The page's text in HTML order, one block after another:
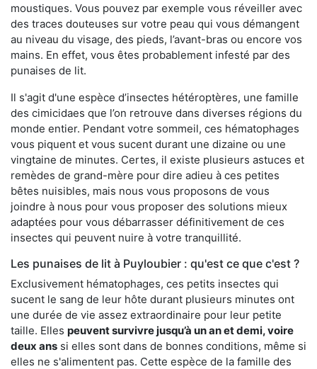
moustiques. Vous pouvez par exemple vous réveiller avec
des traces douteuses sur votre peau qui vous démangent
au niveau du visage, des pieds, l’avant-bras ou encore vos
mains. En effet, vous êtes probablement infesté par des
punaises de lit.
Il s'agit d'une espèce d’insectes hétéroptères, une famille
des cimicidaes que l’on retrouve dans diverses régions du
monde entier. Pendant votre sommeil, ces hématophages
vous piquent et vous sucent durant une dizaine ou une
vingtaine de minutes. Certes, il existe plusieurs astuces et
remèdes de grand-mère pour dire adieu à ces petites
bêtes nuisibles, mais nous vous proposons de vous
joindre à nous pour vous proposer des solutions mieux
adaptées pour vous débarrasser définitivement de ces
insectes qui peuvent nuire à votre tranquillité.
Les punaises de lit à Puyloubier : qu'est ce que c'est ?
Exclusivement hématophages, ces petits insectes qui
sucent le sang de leur hôte durant plusieurs minutes ont
une durée de vie assez extraordinaire pour leur petite
taille. Elles peuvent survivre jusqu’à un an et demi, voire
deux ans si elles sont dans de bonnes conditions, même si
elles ne s'alimentent pas. Cette espèce de la famille des